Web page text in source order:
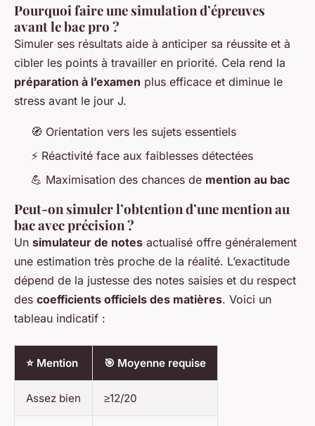
Pourquoi faire une simulation d’épreuves
avant le bac pro ?
Simuler ses résultats aide à anticiper sa réussite et à
cibler les points à travailler en priorité. Cela rend la
préparation à l’examen plus efficace et diminue le
stress avant le jour J.
🧭 Orientation vers les sujets essentiels
⚡ Réactivité face aux faiblesses détectées
💪 Maximisation des chances de mention au bac
Peut-on simuler l’obtention d’une mention au
bac avec précision ?
Un simulateur de notes actualisé offre généralement
une estimation très proche de la réalité. L’exactitude
dépend de la justesse des notes saisies et du respect
des coefficients officiels des matières. Voici un
tableau indicatif :
⭐ Mention 🎯 Moyenne requise
Assez bien ≥12/20